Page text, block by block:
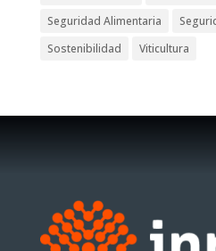
Seguridad Alimentaria
Sostenibilidad
Viticultura